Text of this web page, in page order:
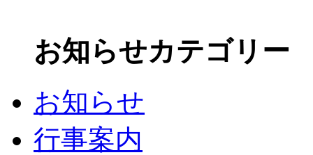
お知らせカテゴリー
お知らせ
行事案内